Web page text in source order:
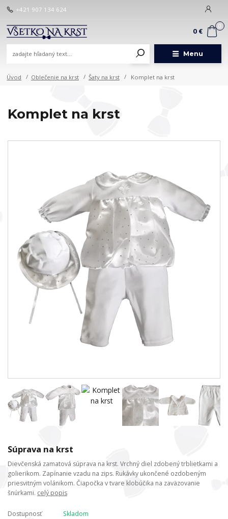
Menu
+421 907 134 624
0
0 €
Úvod Oblečenie na krst Šaty na krst Komplet na krst
Komplet na krst
Súprava na krst
Dievčenská zamatová súprava na krst. Vrchný diel zdobený trblietkami a
golierikom. Zapínanie vzadu na zips. Rukávky ukončené ozdobeným
priesvitným volánikom. Čiapočka v tvare klobúčika na zaväzovanie
šnúrkami. celý popis
Dostupnosť
Skladom